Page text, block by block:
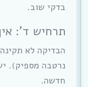
בדקי שוב.
תרחיש ד’:
הבדיקה לא
נרטבה מספיק).
חדשה.